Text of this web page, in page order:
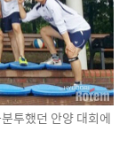
투했던 안양 대회에